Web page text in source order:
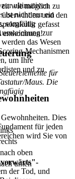
wie möglich zu
und den
gefasst
entkommen!
für
Maus. Die
oben
unten
ultimativen
ist nicht nur ein
sorgfältig
zur
das Wesen
Mechanismen
um Ihre
und zu
Dies
für jeden
wird Sie von
vorwärts"-
der Tod, und